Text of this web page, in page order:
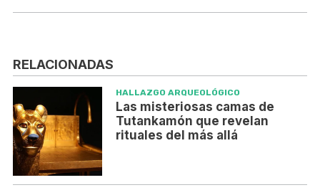
RELACIONADAS
HALLAZGO ARQUEOLÓGICO
Las misteriosas camas de
Tutankamón que revelan
rituales del más allá